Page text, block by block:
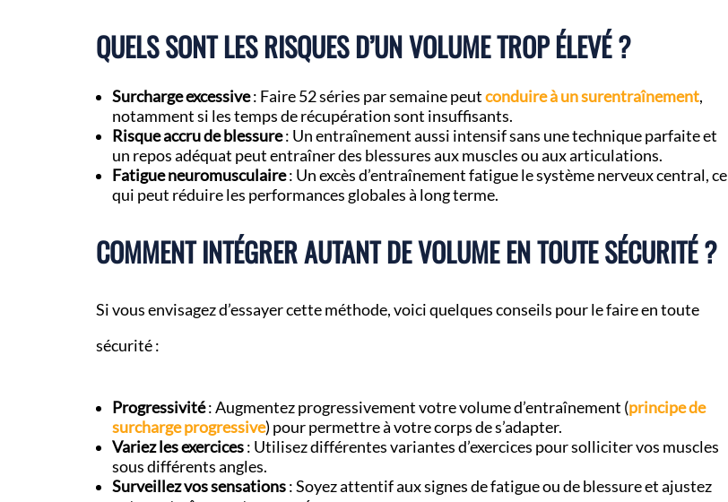
QUELS SONT LES RISQUES D’UN VOLUME TROP ÉLEVÉ ?
Surcharge excessive: Faire 52 séries par semaine peutconduire à un surentraînement,
notamment si les temps de récupération sont insuffisants.
Risque accru de blessure: Un entraînement aussi intensif sans une technique parfaite et
un repos adéquat peut entraîner des blessures aux muscles ou aux articulations.
Fatigue neuromusculaire: Un excès d’entraînement fatigue le système nerveux central, ce
qui peut réduire les performances globales à long terme.
COMMENT INTÉGRER AUTANT DE VOLUME EN TOUTE SÉCURITÉ ?
Si vous envisagez d’essayer cette méthode, voici quelques conseils pour le faire en toute
sécurité :
Progressivité: Augmentez progressivement votre volume d’entraînement (principe de
surcharge progressive) pour permettre à votre corps de s’adapter.
Variez les exercices: Utilisez différentes variantes d’exercices pour solliciter vos muscles
sous différents angles.
Surveillez vos sensations: Soyez attentif aux signes de fatigue ou de blessure et ajustez